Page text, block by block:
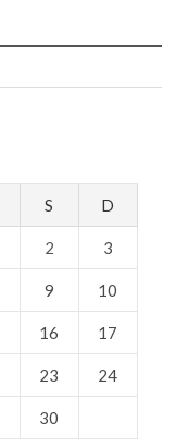
S D
2 3
9 10
16 17
23 24
30